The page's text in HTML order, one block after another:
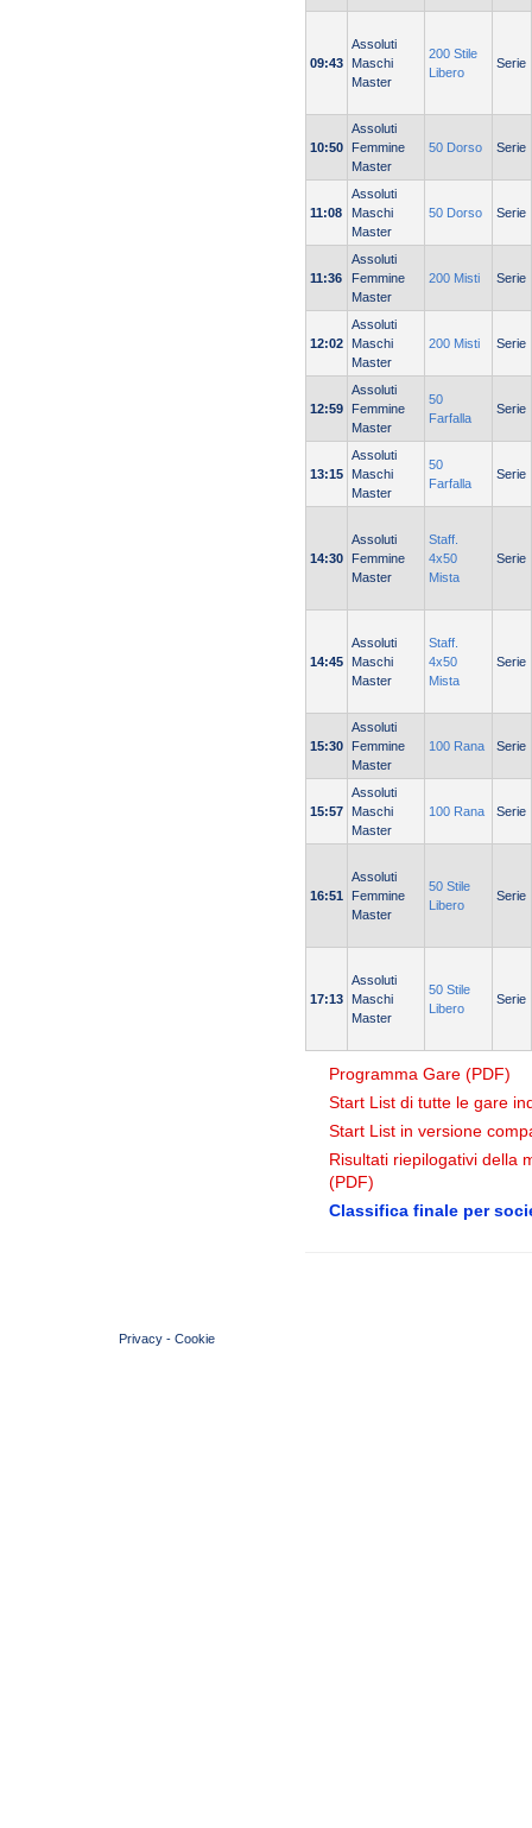
09:43
Assoluti
Maschi
Master
200 Stile
Libero
Serie
10:50
Assoluti
Femmine
Master
50 Dorso Serie
11:08
Assoluti
Maschi
Master
50 Dorso Serie
11:36
Assoluti
Femmine
Master
200 Misti Serie
12:02
Assoluti
Maschi
Master
200 Misti Serie
12:59
Assoluti
Femmine
Master
50
Farfalla
Serie
13:15
Assoluti
Maschi
Master
50
Farfalla
Serie
14:30
Assoluti
Femmine
Master
Staff.
4x50
Mista
Serie
14:45
Assoluti
Maschi
Master
Staff.
4x50
Mista
Serie
15:30
Assoluti
Femmine
Master
100 Rana Serie
15:57
Assoluti
Maschi
Master
100 Rana Serie
16:51
Assoluti
Femmine
Master
50 Stile
Libero
Serie
17:13
Assoluti
Maschi
Master
50 Stile
Libero
Serie
Programma Gare (PDF)
Start List di tutte le gare
Start List in versione
Risultati riepilogativi della
(PDF)
Classifica finale per
Privacy - Cookie